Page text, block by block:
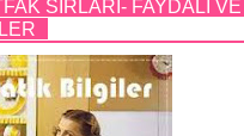
SIRLARI- FAYDALI